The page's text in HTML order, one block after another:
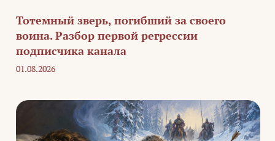
Тотемный зверь, погибший за своего
воина. Разбор первой регрессии
подписчика канала
01.08.2026